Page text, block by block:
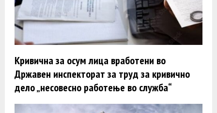
Кривична за осум лица вработени во
Државен инспекторат за труд за кривично
дело „несовесно работење во служба“